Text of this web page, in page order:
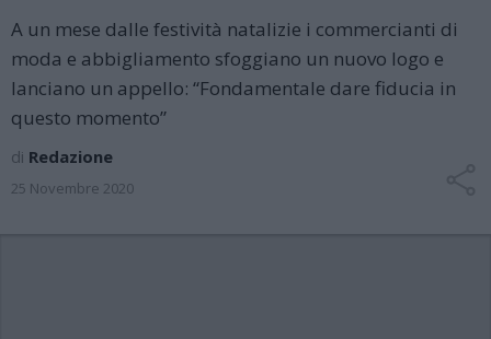
A un mese dalle festività natalizie i commercianti di
moda e abbigliamento sfoggiano un nuovo logo e
lanciano un appello: “Fondamentale dare fiducia in
questo momento”
di Redazione
25 Novembre 2020